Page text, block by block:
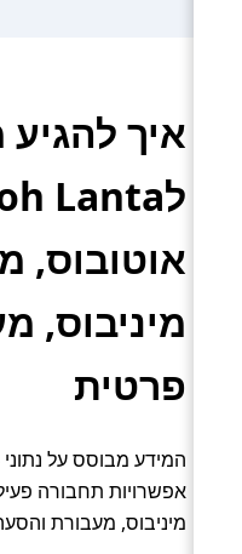
איך
אוטובוס,
מיניבוס,
פרטית
אפשרויות תחבורה
מיניבוס, מעבורת